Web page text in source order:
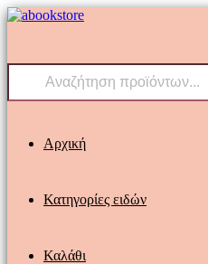
Skip
Products
Αρχική
Κατηγορίες ειδών
Καλάθι